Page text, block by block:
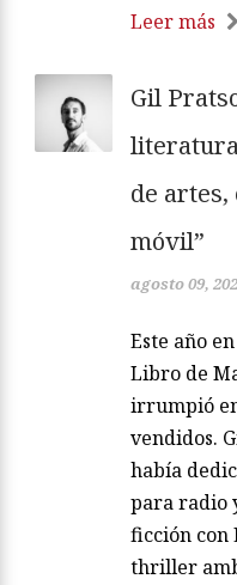
Leer más
Gil
de artes,
móvil”
agosto 09,
Este año
Libro de
irrumpió
vendidos.
había
para radio
ficción con
thriller